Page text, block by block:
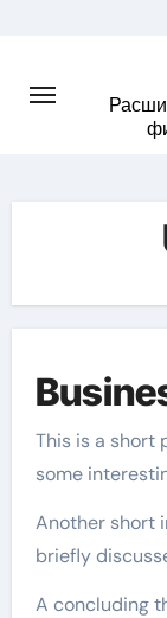
content
This is a short
some
Another short
briefly
A concluding